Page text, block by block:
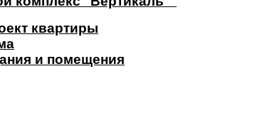
квартиры
и помещения